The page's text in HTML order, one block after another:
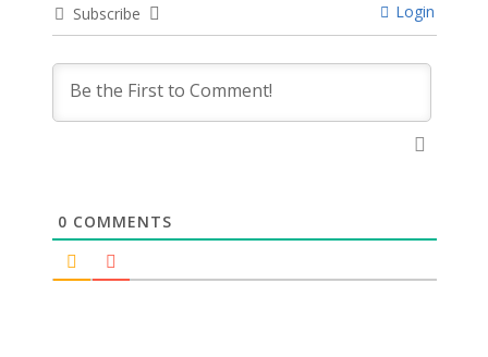
Subscribe Login
0 COMMENTS